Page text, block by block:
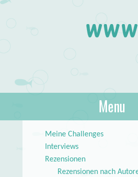
Aboutlilstar.de
Menu
Meine Challenges
Interviews
Rezensionen
Rezensionen nach